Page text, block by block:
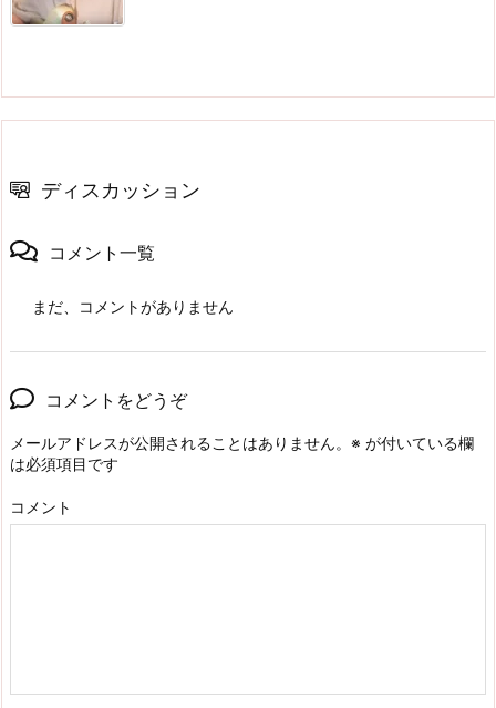
ディスカッション
コメント一覧
まだ、コメントがありません
コメントをどうぞ
メールアドレスが公開されることはありません。 ※ が付いている欄
は必須項目です
コメント